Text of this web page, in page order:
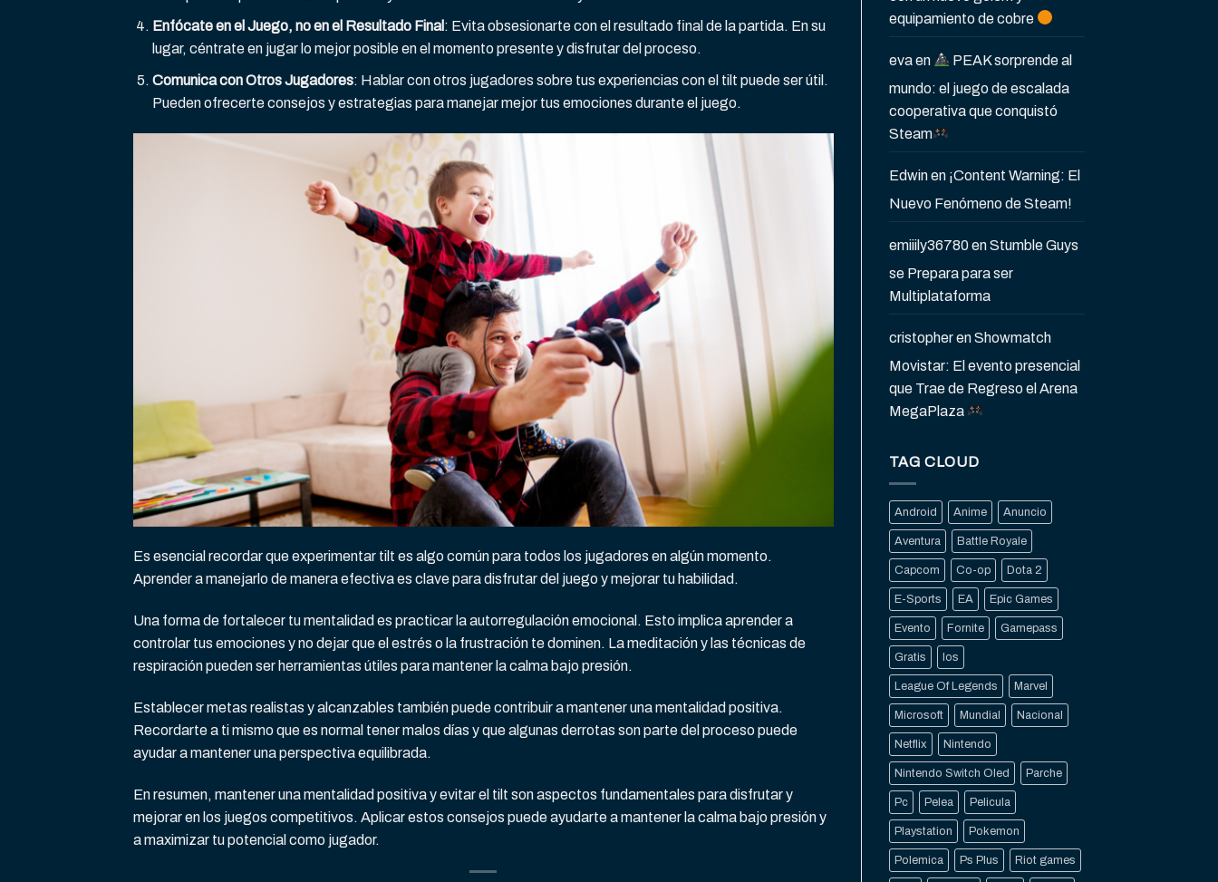
Enfócate en el Juego, no en el Resultado Final: Evita obsesionarte con el resultado final de la partida. En su
lugar, céntrate en jugar lo mejor posible en el momento presente y disfrutar del proceso.
Comunica con Otros Jugadores: Hablar con otros jugadores sobre tus experiencias con el tilt puede ser útil.
Pueden ofrecerte consejos y estrategias para manejar mejor tus emociones durante el juego.
Es esencial recordar que experimentar tilt es algo común para todos los jugadores en algún momento.
Aprender a manejarlo de manera efectiva es clave para disfrutar del juego y mejorar tu habilidad.
Una forma de fortalecer tu mentalidad es practicar la autorregulación emocional. Esto implica aprender a
controlar tus emociones y no dejar que el estrés o la frustración te dominen. La meditación y las técnicas de
respiración pueden ser herramientas útiles para mantener la calma bajo presión.
Establecer metas realistas y alcanzables también puede contribuir a mantener una mentalidad positiva.
Recordarte a ti mismo que es normal tener malos días y que algunas derrotas son parte del proceso puede
ayudar a mantener una perspectiva equilibrada.
En resumen, mantener una mentalidad positiva y evitar el tilt son aspectos fundamentales para disfrutar y
mejorar en los juegos competitivos. Aplicar estos consejos puede ayudarte a mantener la calma bajo presión y
a maximizar tu potencial como jugador.
equipamiento de cobre
evaen
PEAK sorprende al
mundo: el juego de escalada
cooperativa que conquistó
Steam
Edwinen ¡Content Warning: El
Nuevo Fenómeno de Steam!
emiiily36780enStumble Guys
se Prepara para ser
Multiplataforma
cristopherenShowmatch
Movistar: El evento presencial
que Trae de Regreso el Arena
MegaPlaza
TAG CLOUD
Android Anime Anuncio
Aventura Battle Royale
Capcom Co-op Dota 2
E-Sports EA Epic Games
Evento Fornite Gamepass
Gratis Ios
League Of Legends Marvel
Microsoft Mundial Nacional
Netflix Nintendo
Nintendo Switch Oled Parche
Pc Pelea Pelicula
Playstation Pokemon
Polemica Ps Plus Riot games